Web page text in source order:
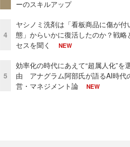
ーのスキルアップ
4
ヤシノミ洗剤は「看板商品に傷が付
態」からいかに復活したのか？戦略
セスを聞く
NEW
5
効率化の時代にあえて“超属人化”を
由 アナグラム阿部氏が語るAI時代
営・マネジメント論
NEW